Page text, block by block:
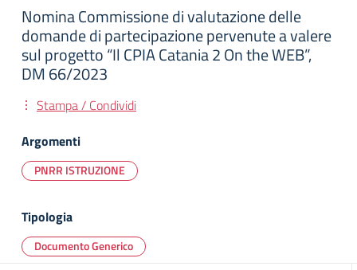
Nomina Commissione di valutazione delle
domande di partecipazione pervenute a valere
sul progetto “Il CPIA Catania 2 On the WEB”,
DM 66/2023
Stampa / Condividi
Argomenti
PNRR ISTRUZIONE
Tipologia
Documento Generico